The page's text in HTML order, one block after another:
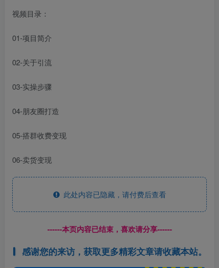
视频目录：
01-项目简介
02-关于引流
03-实操步骤
04-朋友圈打造
05-搭群收费变现
06-卖货变现
此处内容已隐藏，请付费后查看
------本页内容已结束，喜欢请分享------
感谢您的来访，获取更多精彩文章请收藏本站。